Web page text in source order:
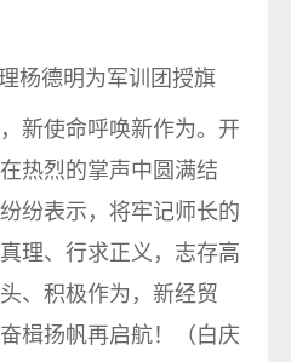
杨德明为军训团授旗
使命呼唤新作为。开
热烈的掌声中圆满结
纷表示，将牢记师长的
理、行求正义，志存高
、积极作为，新经贸
楫扬帆再启航！（白庆